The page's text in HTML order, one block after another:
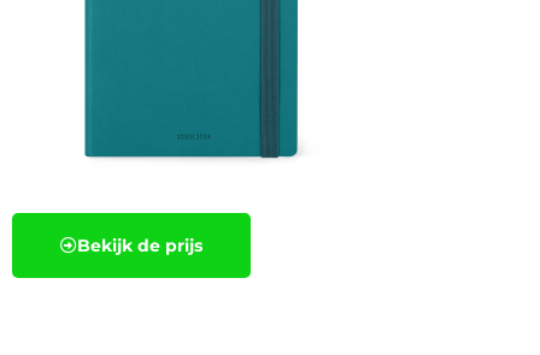
Bekijk de prijs